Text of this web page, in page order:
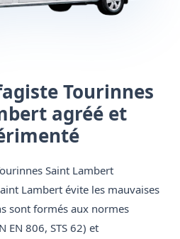
Tourinnes
agréé et
Saint Lambert
Lambert évite les mauvaises
sont formés aux normes
EN 806, STS 62) et